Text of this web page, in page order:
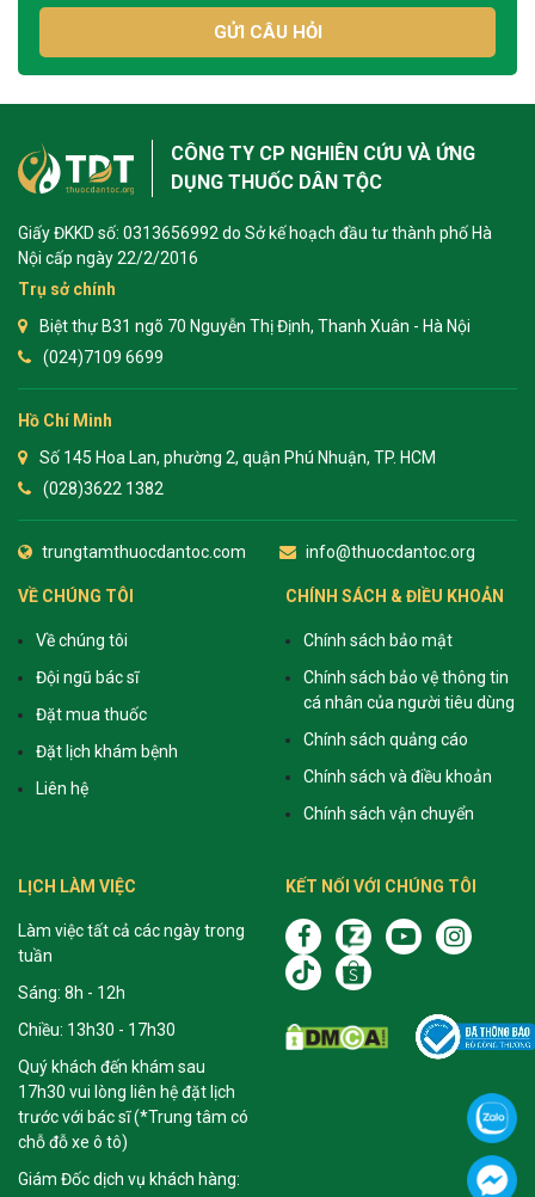
GỬI CÂU HỎI
CÔNG TY CP NGHIÊN CỨU VÀ ỨNG
DỤNG THUỐC DÂN TỘC
Giấy ĐKKD số: 0313656992 do Sở kế hoạch đầu tư thành phố Hà
Nội cấp ngày 22/2/2016
Trụ sở chính
Biệt thự B31 ngõ 70 Nguyễn Thị Định, Thanh Xuân - Hà Nội
(024)7109 6699
Hồ Chí Minh
Số 145 Hoa Lan, phường 2, quận Phú Nhuận, TP. HCM
(028)3622 1382
trungtamthuocdantoc.com info@thuocdantoc.org
VỀ CHÚNG TÔI
Về chúng tôi
Đội ngũ bác sĩ
Đặt mua thuốc
Đặt lịch khám bệnh
Liên hệ
CHÍNH SÁCH & ĐIỀU KHOẢN
Chính sách bảo mật
Chính sách bảo vệ thông tin
cá nhân của người tiêu dùng
Chính sách quảng cáo
Chính sách và điều khoản
Chính sách vận chuyển
LỊCH LÀM VIỆC
Làm việc tất cả các ngày trong
tuần
Sáng: 8h - 12h
Chiều: 13h30 - 17h30
Quý khách đến khám sau
17h30 vui lòng liên hệ đặt lịch
trước với bác sĩ (*Trung tâm có
chỗ đỗ xe ô tô)
Giám Đốc dịch vụ khách hàng:
KẾT NỐI VỚI CHÚNG TÔI